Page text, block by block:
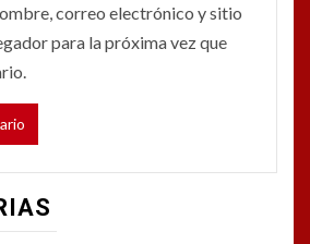
correo electrónico y sitio
para la próxima vez que